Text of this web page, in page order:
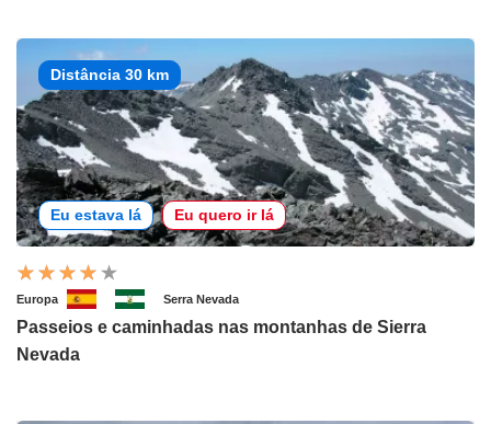
Distância 30 km
Eu estava lá Eu quero ir lá
Europa Serra Nevada
Passeios e caminhadas nas montanhas de Sierra
Nevada